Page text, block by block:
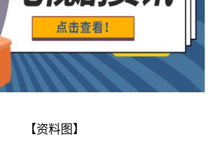
【资料图】